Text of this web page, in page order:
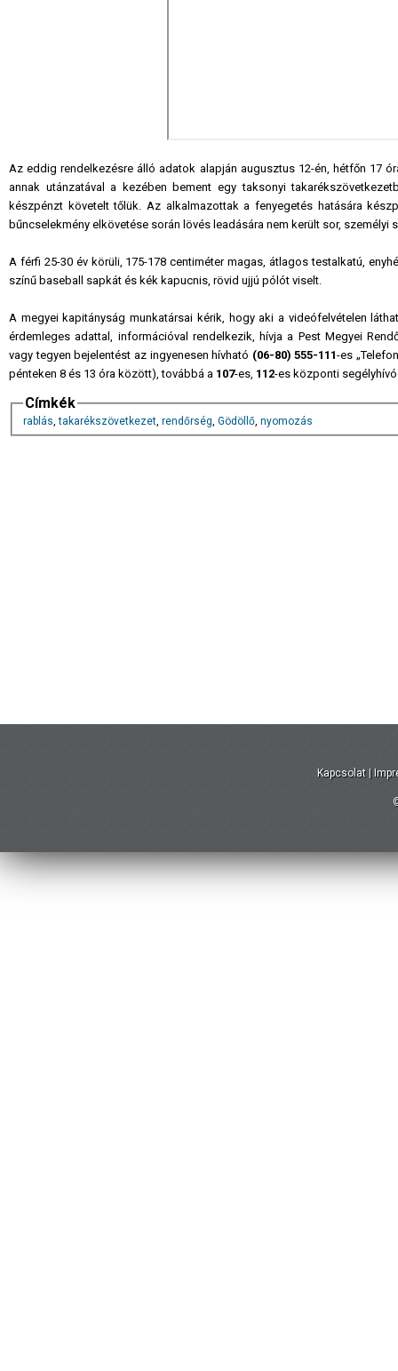
Az eddig rendelkezésre álló adatok alapján augusztus 12-én, hétfőn 17
annak utánzatával a kezében bement egy taksonyi
készpénzt követelt tőlük. Az alkalmazottak a fenyegetés hatására
bűncselekmény elkövetése során lövés leadására nem került sor, személyi
A férfi 25-30 év körüli, 175-178 centiméter magas, átlagos testalkatú,
színű baseball sapkát és kék kapucnis, rövid ujjú pólót viselt.
A megyei kapitányság munkatársai kérik, hogy aki a videófelvételen
érdemleges adattal, információval rendelkezik, hívja a Pest Megyei
vagy tegyen bejelentést az ingyenesen hívható (06-80) 555-111-es
pénteken 8 és 13 óra között), továbbá a 107-es, 112-es központi
Címkék
rablás,takarékszövetkezet, rendőrség, Gödöllő, nyomozás
Kapcsolat |